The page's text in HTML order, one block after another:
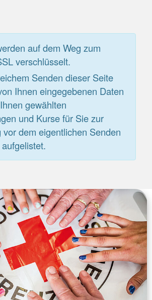
auf dem Weg zum
verschlüsselt.
Senden dieser Seite
Ihnen eingegebenen Daten
gewählten
und Kurse für Sie zur
vor dem eigentlichen Senden